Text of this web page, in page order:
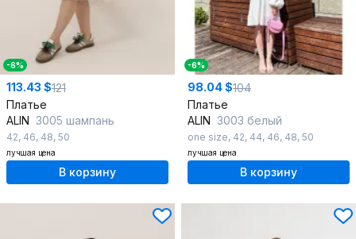
-6%
113.43 $121
Платье
ALIN 3005 шампань
42, 46, 48, 50
лучшая цена
В корзину
-6%
98.04 $104
Платье
ALIN 3003 белый
one size, 42, 44, 46, 48, 50
лучшая цена
В корзину